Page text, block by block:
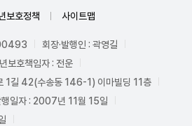
보호정책 사이트맵
회장·발행인 : 곽영길
보호책임자 : 전운
1길 42(수송동 146-1) 이마빌딩 11층
행일자 : 2007년 11월 15일